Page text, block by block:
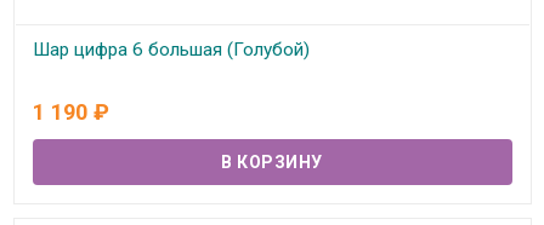
Шар цифра 6 большая (Голубой)
1 190 ₽